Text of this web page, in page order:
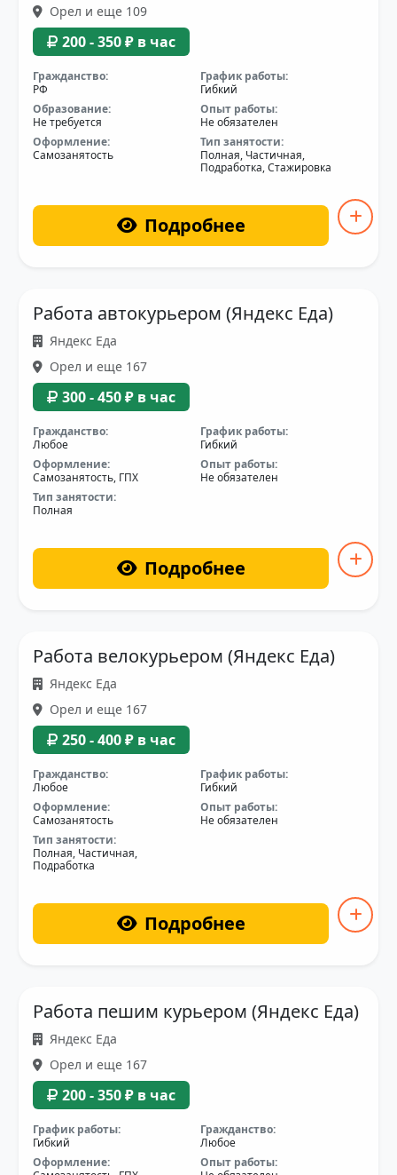
Орел и еще 109
200 - 350 ₽ в час
Гражданство:
РФ
График работы:
Гибкий
Образование:
Не требуется
Опыт работы:
Не обязателен
Оформление:
Самозанятость
Тип занятости:
Полная, Частичная,
Подработка, Стажировка
Подробнее
Работа автокурьером (Яндекс Еда)
Яндекс Еда
Орел и еще 167
300 - 450 ₽ в час
Гражданство:
Любое
График работы:
Гибкий
Оформление:
Самозанятость, ГПХ
Опыт работы:
Не обязателен
Тип занятости:
Полная
Подробнее
Работа велокурьером (Яндекс Еда)
Яндекс Еда
Орел и еще 167
250 - 400 ₽ в час
Гражданство:
Любое
График работы:
Гибкий
Оформление:
Самозанятость
Опыт работы:
Не обязателен
Тип занятости:
Полная, Частичная,
Подработка
Подробнее
Работа пешим курьером (Яндекс Еда)
Яндекс Еда
Орел и еще 167
200 - 350 ₽ в час
График работы:
Гибкий
Гражданство:
Любое
Оформление:
Опыт работы: